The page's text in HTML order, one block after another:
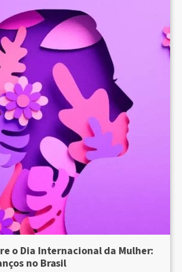
o Dia Internacional da Mulher:
no Brasil